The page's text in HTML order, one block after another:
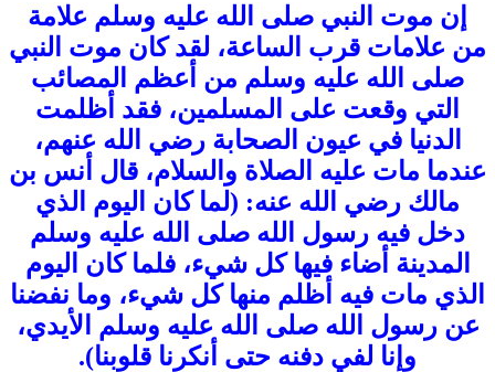
إن موت النبي صلى الله عليه وسلم علامة
من علامات قرب الساعة، لقد كان موت النبي
صلى الله عليه وسلم من أعظم المصائب
التي وقعت على المسلمين، فقد أظلمت
الدنيا في عيون الصحابة رضي الله عنهم،
عندما مات عليه الصلاة والسلام، قال أنس بن
مالك رضي الله عنه: (لما كان اليوم الذي
دخل فيه رسول الله صلى الله عليه وسلم
المدينة أضاء فيها كل شيء، فلما كان اليوم
الذي مات فيه أظلم منها كل شيء، وما نفضنا
عن رسول الله صلى الله عليه وسلم الأيدي،
وإنا لفي دفنه حتى أنكرنا قلوبنا).